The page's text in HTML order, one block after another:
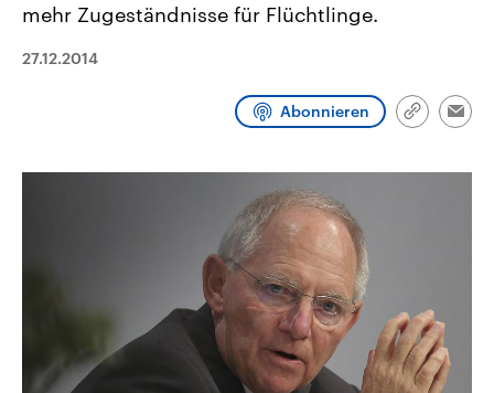
Umfragen, Prognosen,
und Hintergründe zu den Parteien
Sendungen
mehr Zugeständnisse für Flüchtlinge.
27.12.2014
Abonnieren
Link